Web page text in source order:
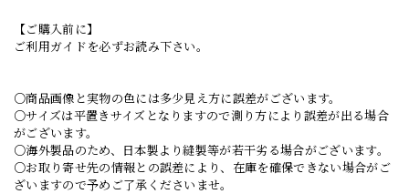
【ご購入前に】
ご利用ガイドを必ずお読み下さい。
○商品画像と実物の色には多少見え方に誤差がございます。
○サイズは平置きサイズとなりますので測り方により誤差が出る場合
がございます。
○海外製品のため、日本製より縫製等が若干劣る場合がございます。
○お取り寄せ先の情報との誤差により、在庫を確保できない場合がご
ざいますので予めご了承くださいませ。